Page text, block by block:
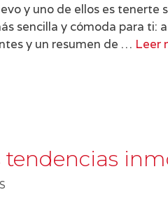
y uno de ellos es
sencilla y cómoda para ti:
y un resumen de … Leer
tendencias